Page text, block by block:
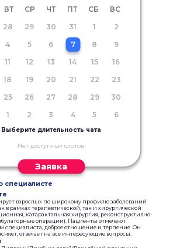
ВТ СР ЧТ ПТ СБ
ВС
28 29 30 31 1
2
4 5 6 7 8
9
11 12 13 14 15
16
18 19 20 21 22
23
25 26 27 28 29
30
1 2 3 4 5 6
Выберите длительность чата
Нет доступных слотов
Заявка
взрослых по широкому профилю заболеваний
в рамках терапевтической, так и хирургической
катарактальная хирургия, реконструктивно-
операции). Пациенты отмечают
специалиста, доброе отношение и терпение. Он
отвечает на все интересующие вопросы.